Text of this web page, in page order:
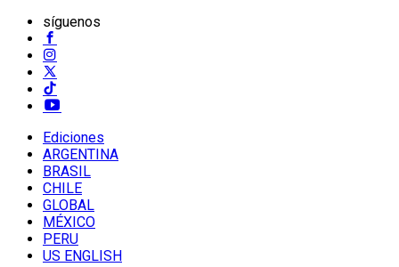
síguenos
Ediciones
ARGENTINA
BRASIL
CHILE
GLOBAL
MÉXICO
PERU
US ENGLISH